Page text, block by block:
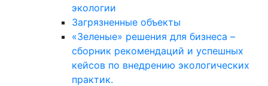
экологии
Загрязненные объекты
«Зеленые» решения для бизнеса –
сборник рекомендаций и успешных
кейсов по внедрению экологических
практик.